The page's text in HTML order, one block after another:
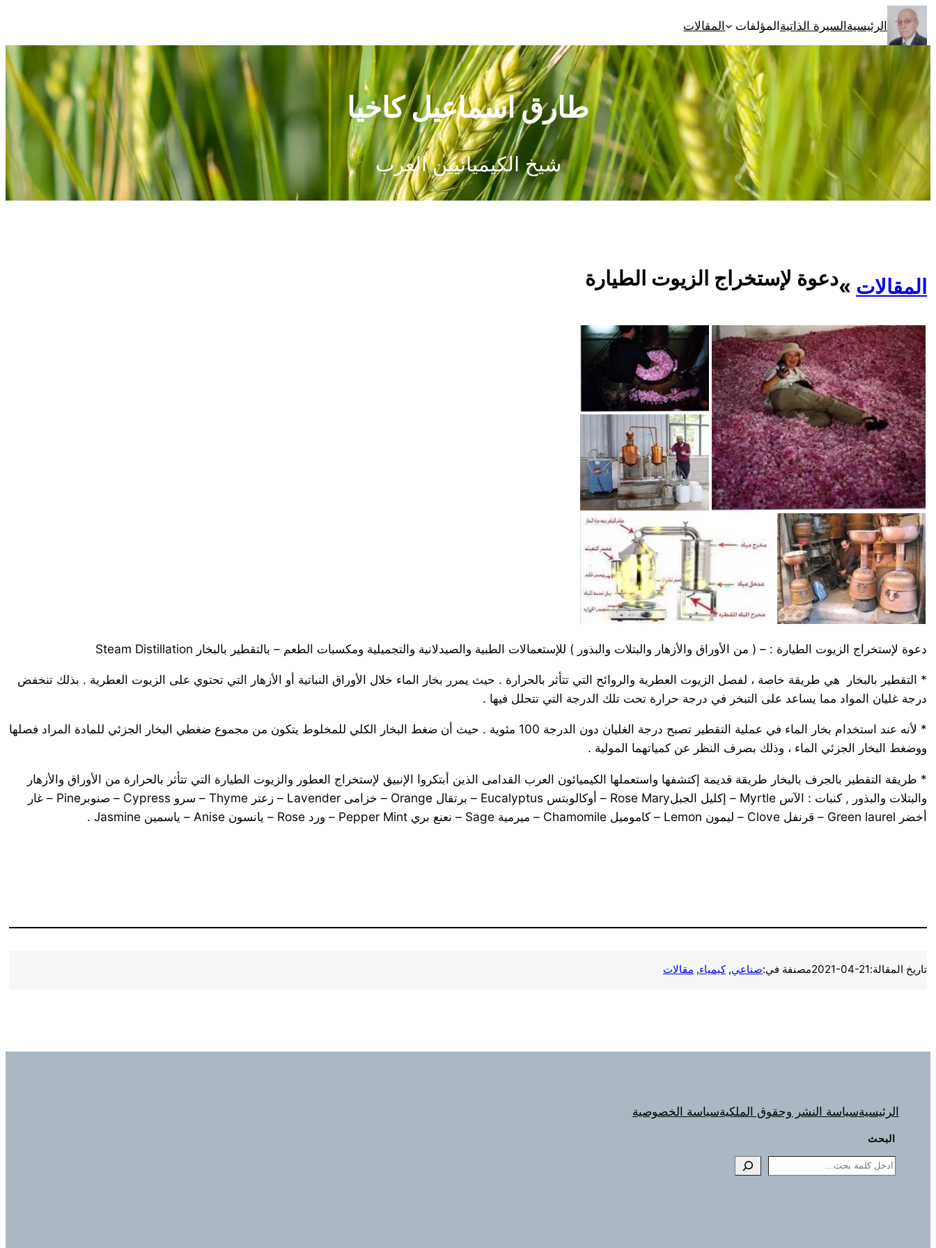
تخطى
إلى
المحتوى
الرئيسيةالسيرة الذاتيةالمؤلفات المقالات
طارق اسماعيل كاخيا
شيخ الكيميائيين العرب
المقالات »دعوة لإستخراج الزيوت الطيارة
دعوة لإستخراج الزيوت الطيارة : – ( من الأوراق والأزهار والبتلات والبذور ) للإستعمالات الطبية والصيدلانية والتجميلية ومكسبات الطعم – بالتقطير بالبخار Steam Distillation
* التقطير بالبخار ‏ هي طريقة خاصة ، لفصل الزيوت العطرية والروائح التي تتأثر بالحرارة . حيث يمرر بخار الماء خلال الأوراق النباتية أو الأزهار التي تحتوي على الزيوت العطرية . بذلك تنخفض
درجة غليان المواد مما يساعد على التبخر في درجة حرارة تحت تلك الدرجة التي تتحلل فيها .
* لأنه عند استخدام بخار الماء في عملية التقطير تصبح درجة الغليان دون الدرجة 100 مئوية . حيث أن ضغط البخار الكلي للمخلوط يتكون من مجموع ضغطي البخار الجزئي للمادة المراد فصلها
ووضغط البخار الجزئي الماء ، وذلك بصرف النظر عن كمياتهما المولية .
* طريقة التقطير بالجرف بالبخار طريقة قديمة إكتشفها واستعملها الكيميائون العرب القدامى الذين أبتكروا الإنبيق لإستخراج العطور والزيوت الطيارة التي تتأثر بالحرارة من الأوراق والأزهار
والبتلات والبذور , كنبات : الآس Myrtle – إكليل الجبلRose Mary – أوكالوبتس Eucalyptus – برتقال Orange – خزامى Lavender – زعتر Thyme – سرو Cypress – صنوبرPine – غار
أخضر Green laurel – قرنفل Clove – ليمون Lemon – كاموميل Chamomile – ميرمية Sage – نعنع بري Pepper Mint – ورد Rose – يانسون Anise – ياسمين Jasmine .
تاريخ المقالة:2021-04-21مصنفة في:صناعي, كيمياء, مقالات
الرئيسيةسياسة النشر وحقوق الملكيةسياسة الخصوصية
البحث
Search